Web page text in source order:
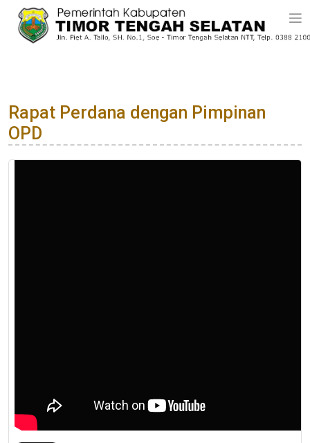
Rapat Perdana dengan Pimpinan
OPD